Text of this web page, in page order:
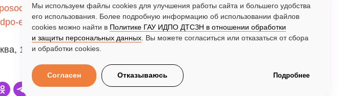
Мы используем файлы cookies для улучшения работы сайта и большего удобства
его использования. Более подробную информацию об использовании файлов
cookies можно найти в Политике ГАУ ИДПО ДТСЗН в отношении обработки
и защиты персональных данных . Вы можете согласиться или отказаться от сбора
и обработки cookies.
Согласен Отказываюсь Подробнее
event@social.mos.ru
1-й Басманный переулок, 10.